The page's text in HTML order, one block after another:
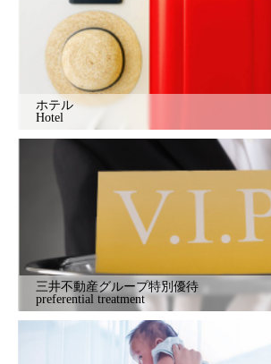
ホテル
Hotel
三井不動産グループ特別優待
preferential treatment